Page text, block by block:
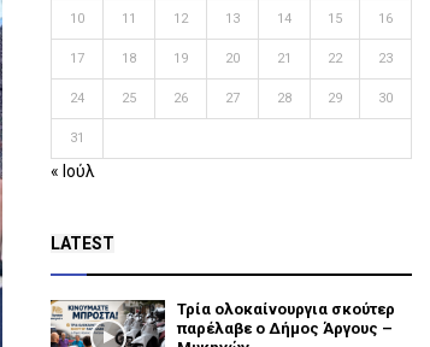
10 11 12 13 14 15 16
17 18 19 20 21 22 23
24 25 26 27 28 29 30
31
« Ιούλ
LATEST
Τρία ολοκαίνουργια σκούτερ
παρέλαβε o Δήμος Άργους –